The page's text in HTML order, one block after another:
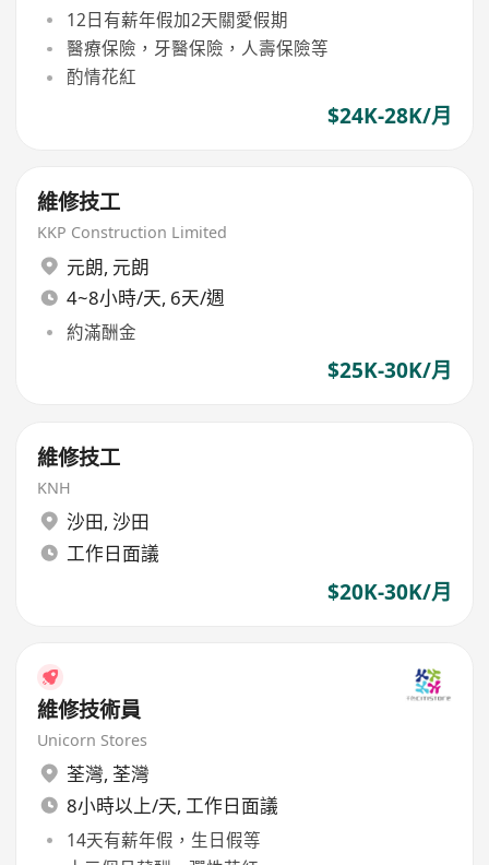
12日有薪年假加2天關愛假期
醫療保險，牙醫保險，人壽保險等
酌情花紅
$24K-28K/月
維修技工
KKP Construction Limited
元朗, 元朗
4~8小時/天, 6天/週
約滿酬金
$25K-30K/月
維修技工
KNH
沙田, 沙田
工作日面議
$20K-30K/月
維修技術員
Unicorn Stores
荃灣, 荃灣
8小時以上/天, 工作日面議
14天有薪年假，生日假等